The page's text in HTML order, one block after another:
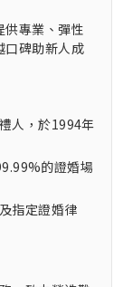
供專業、彈性
口碑助新人成
人，於1994年
的證婚場
指定證婚律